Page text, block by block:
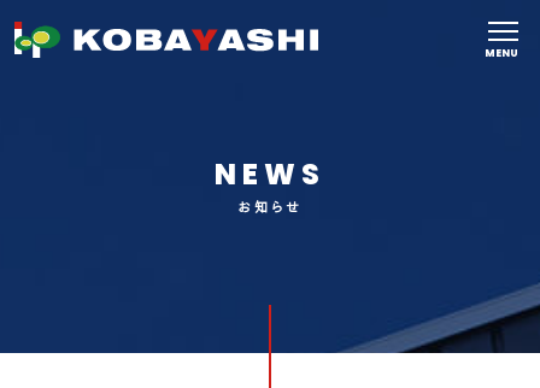
MENU
NEWS
お知らせ